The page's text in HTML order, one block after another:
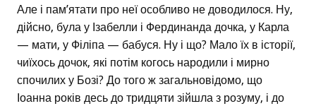
Але і пам’ятати про неї особливо не доводилося. Ну,
дійсно, була у Ізабелли і Фердинанда дочка, у Карла
— мати, у Філіпа — бабуся. Ну і що? Мало їх в історії,
чиїхось дочок, які потім когось народили і мирно
спочилих у Бозі? До того ж загальновідомо, що
Іоанна років десь до тридцяти зійшла з розуму, і до